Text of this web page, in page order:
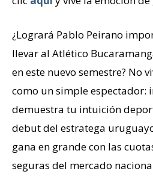
¿Logrará Pablo Peirano
llevar al Atlético
en este nuevo semestre? No
como un simple espectador:
demuestra tu intuición
debut del estratega uruguayo
gana en grande con las
seguras del mercado